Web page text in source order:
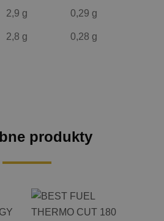
2,9 g 0,29 g
2,8 g 0,28 g
produkty